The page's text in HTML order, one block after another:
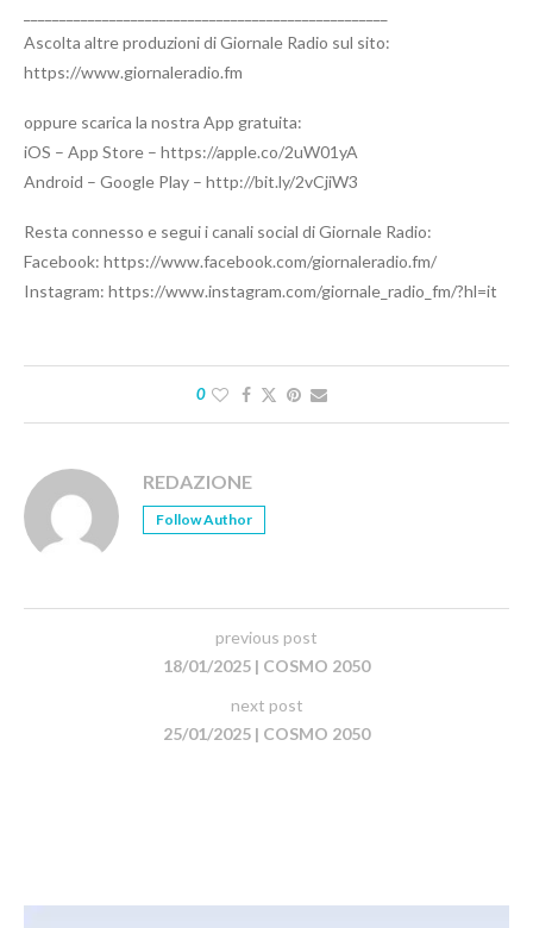
Ascolta altre produzioni di Giornale Radio sul sito:
https://www.giornaleradio.fm
oppure scarica la nostra App gratuita:
iOS – App Store – https://apple.co/2uW01yA
Android – Google Play – http://bit.ly/2vCjiW3
Resta connesso e segui i canali social di Giornale Radio:
Facebook: https://www.facebook.com/giornaleradio.fm/
Instagram: https://www.instagram.com/giornale_radio_fm/?hl=it
0
REDAZIONE
Follow Author
previous post
18/01/2025 | COSMO 2050
next post
25/01/2025 | COSMO 2050